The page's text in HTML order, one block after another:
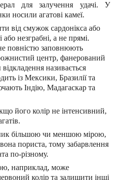
для залучення удачі. У
носили агатові камеї.
від смужок сардонікса або
незграбні, а не прямі.
повністю заповнюють
центр, фанерований
називається
із Мексики, Бразилії та
Індію, Мадагаскар та
його колір не інтенсивний,
більшою чи меншою мірою,
пориста, тому забарвлення
по-різному.
наприклад, може
колір та залишити інші